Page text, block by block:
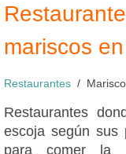
mariscos
Restaurantes
Restaurantes
escoja según sus
para comer la